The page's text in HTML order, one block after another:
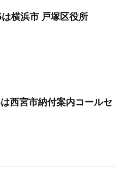
横浜市 戸塚区役所
西宮市納付案内コールセ